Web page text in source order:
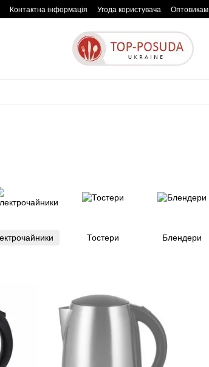
Контактна інформація Угода користувача Оптовикам
Тостери Блендери